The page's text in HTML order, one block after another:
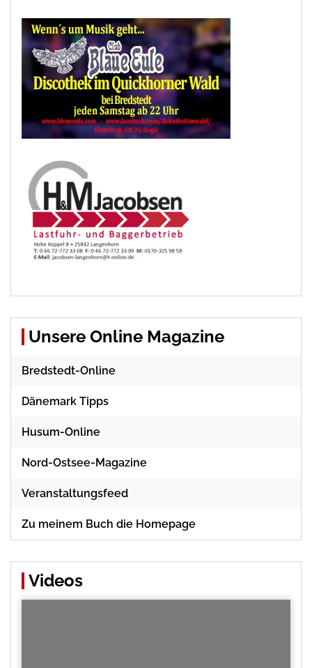
Unsere Online Magazine
Bredstedt-Online
Dänemark Tipps
Husum-Online
Nord-Ostsee-Magazine
Veranstaltungsfeed
Zu meinem Buch die Homepage
Videos